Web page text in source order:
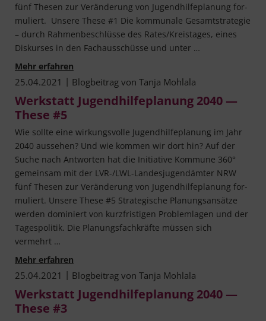
fünf The­sen zur Ver­än­de­rung von Jugend­hil­fe­pla­nung for­
mu­liert. Unse­re The­se #1 Die kom­mu­na­le Gesamt­stra­te­gie
– durch Rah­men­be­schlüs­se des Rates/Kreistages, eines
Dis­kur­ses in den Fach­aus­schüs­se und unter …
Mehr erfahrenWerkstatt Jugendhilfeplanung 2040 - These #1
25.04.2021 | Blogbeitrag von Tanja Mohlala
Werkstatt Jugendhilfeplanung 2040 —
These #5
Wie soll­te eine wir­kungs­vol­le Jugend­hil­fe­pla­nung im Jahr
2040 aus­se­hen? Und wie kom­men wir dort hin? Auf der
Suche nach Ant­wor­ten hat die Initia­ti­ve Kom­mu­ne 360°
gemein­sam mit der LVR-/LWL-Lan­­des­­ju­­gen­d­äm­­ter NRW
fünf The­sen zur Ver­än­de­rung von Jugend­hil­fe­pla­nung for­
mu­liert. Unse­re The­se #5 Stra­te­gi­sche Pla­nungs­an­sät­ze
wer­den domi­niert von kurz­fris­ti­gen Pro­blem­la­gen und der
Tages­po­li­tik. Die Pla­nungs­fach­kräf­te müs­sen sich
vermehrt …
Mehr erfahrenWerkstatt Jugendhilfeplanung 2040 — These
25.04.2021 | Blogbeitrag von Tanja Mohlala
Werkstatt Jugendhilfeplanung 2040 —
These #3